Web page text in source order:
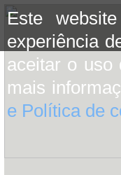
Este
experiência
aceitar o uso
mais
e Política de